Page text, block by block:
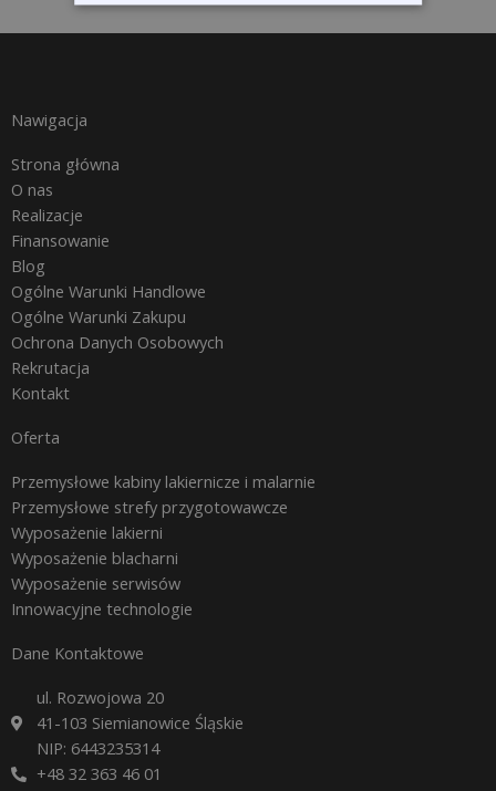
Nawigacja
Strona główna
O nas
Realizacje
Finansowanie
Blog
Ogólne Warunki Handlowe
Ogólne Warunki Zakupu
Ochrona Danych Osobowych
Rekrutacja
Kontakt
Oferta
Przemysłowe kabiny lakiernicze i malarnie
Przemysłowe strefy przygotowawcze
Wyposażenie lakierni
Wyposażenie blacharni
Wyposażenie serwisów
Innowacyjne technologie
Dane Kontaktowe
ul. Rozwojowa 20
41-103 Siemianowice Śląskie
NIP: 6443235314
+48 32 363 46 01